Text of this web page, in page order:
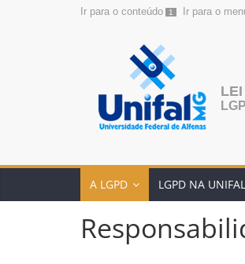
Ir para o conteúdo 1 Ir para o
A LGPD LGPD NA